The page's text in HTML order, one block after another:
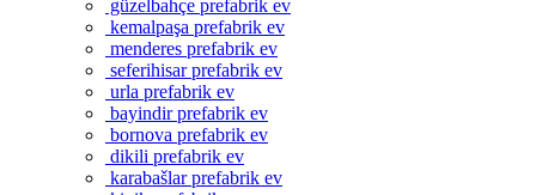
güzelbahçe prefabrik ev
kemalpaşa prefabrik ev
menderes prefabrik ev
seferihisar prefabrik ev
urla prefabrik ev
bayindir prefabrik ev
bornova prefabrik ev
dikili prefabrik ev
karabašlar prefabrik ev